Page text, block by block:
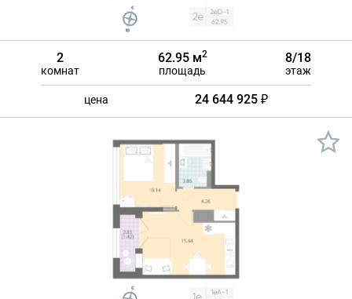
2
комнат
62.95 м2
площадь
8/18
этаж
цена 24 644 925 ₽